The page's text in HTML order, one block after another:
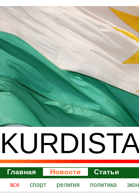
Главная Новости Статьи
все спорт религия политика